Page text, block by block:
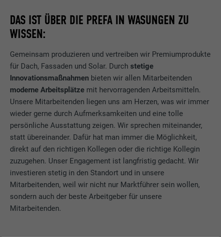
DAS IST ÜBER DIE PREFA IN WASUNGEN ZU
WISSEN:
Gemeinsam produzieren und vertreiben wir Premiumprodukte
für Dach, Fassaden und Solar. Durchstetige
Innovationsmaßnahmen bieten wir allen Mitarbeitenden
moderne Arbeitsplätze mit hervorragenden Arbeitsmitteln.
Unsere Mitarbeitenden liegen uns am Herzen, was wir immer
wieder gerne durch Aufmerksamkeiten und eine tolle
persönliche Ausstattung zeigen. Wir sprechen miteinander,
statt übereinander. Dafür hat man immer die Möglichkeit,
direkt auf den richtigen Kollegen oder die richtige Kollegin
zuzugehen. Unser Engagement ist langfristig gedacht. Wir
investieren stetig in den Standort und in unsere
Mitarbeitenden, weil wir nicht nur Marktführer sein wollen,
sondern auch der beste Arbeitgeber für unsere
Mitarbeitenden.